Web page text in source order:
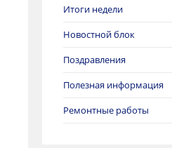
Итоги недели
Новостной блок
Поздравления
Полезная информация
Ремонтные работы